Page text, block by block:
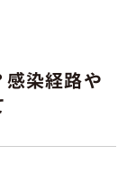
感染経路や